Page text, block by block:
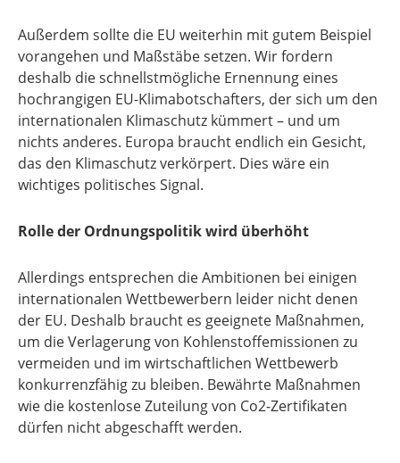
Außerdem sollte die EU weiterhin mit gutem Beispiel
vorangehen und Maßstäbe setzen. Wir fordern
deshalb die schnellstmögliche Ernennung eines
hochrangigen EU-Klimabotschafters, der sich um den
internationalen Klimaschutz kümmert – und um
nichts anderes. Europa braucht endlich ein Gesicht,
das den Klimaschutz verkörpert. Dies wäre ein
wichtiges politisches Signal.
Rolle der Ordnungspolitik wird überhöht
Allerdings entsprechen die Ambitionen bei einigen
internationalen Wettbewerbern leider nicht denen
der EU. Deshalb braucht es geeignete Maßnahmen,
um die Verlagerung von Kohlenstoffemissionen zu
vermeiden und im wirtschaftlichen Wettbewerb
konkurrenzfähig zu bleiben. Bewährte Maßnahmen
wie die kostenlose Zuteilung von Co2-Zertifikaten
dürfen nicht abgeschafft werden.